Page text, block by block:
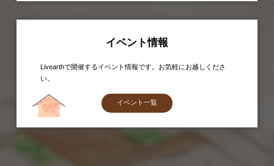
イベント情報
Livearthで開催するイベント情報です。お気軽にお越しくださ
い。
イベント一覧